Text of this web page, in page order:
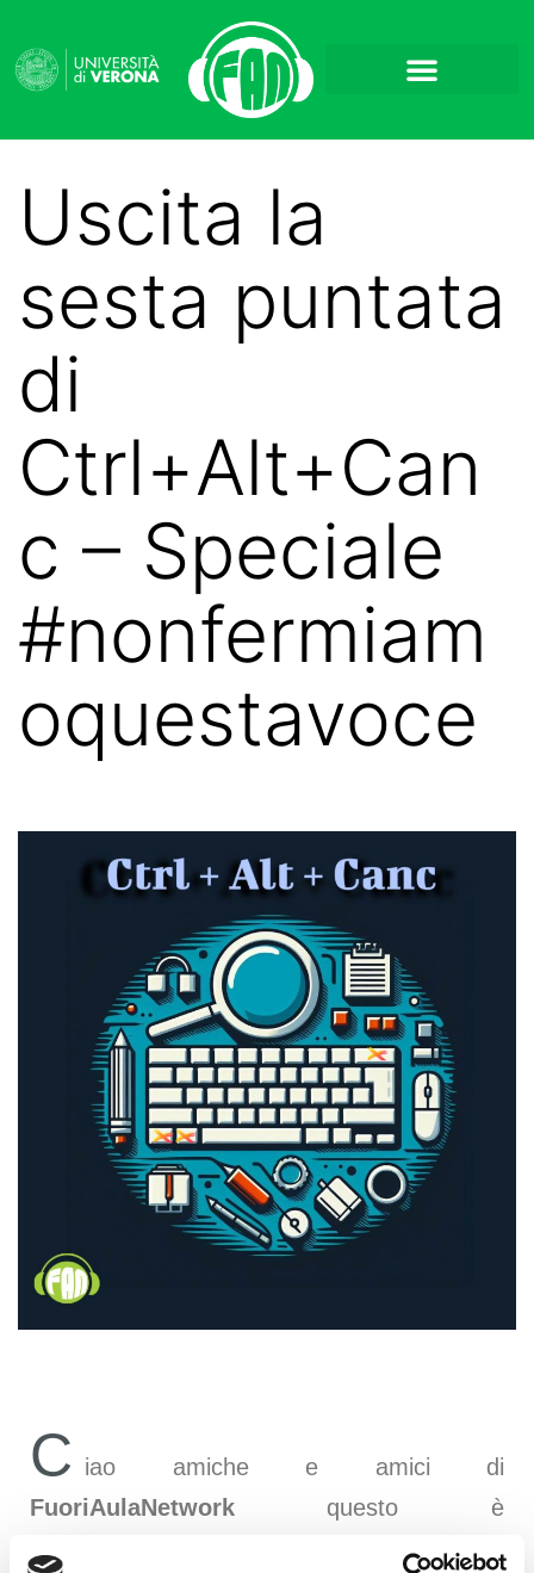
Uscita la
sesta puntata
di
Ctrl+Alt+Can
c – Speciale
#nonfermiam
oquestavoce
C iao amiche e amici di
FuoriAulaNetwork questo è
, un podcast di FAN